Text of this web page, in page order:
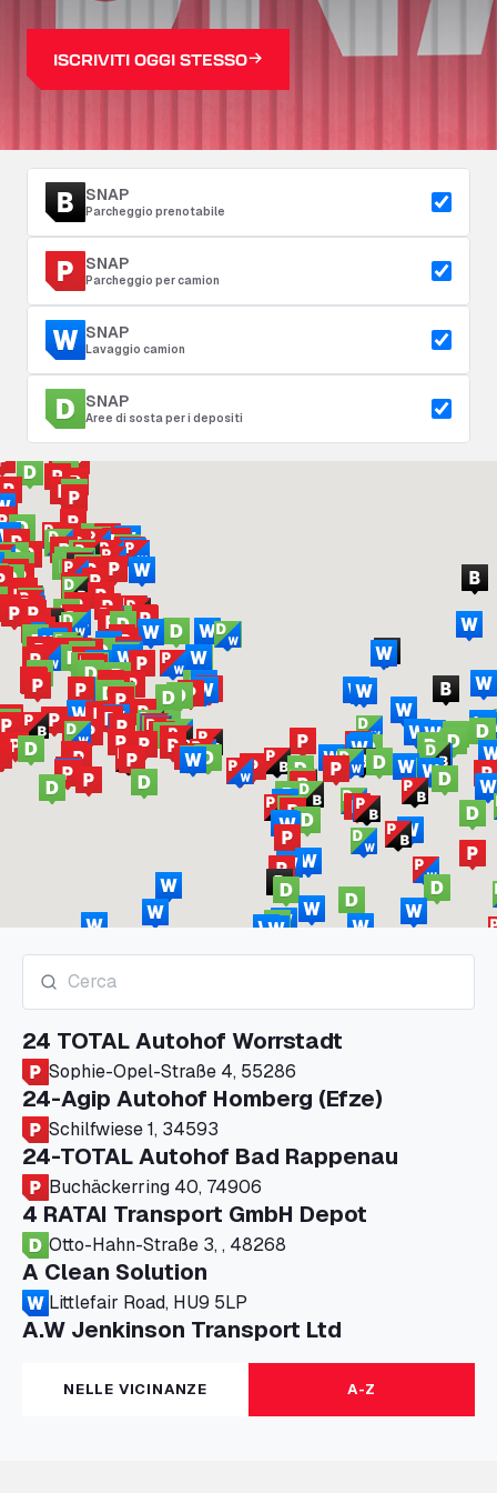
ISCRIVITI OGGI STESSO
SNAP
Parcheggio prenotabile
SNAP
Parcheggio per camion
SNAP
Lavaggio camion
SNAP
Aree di sosta per i depositi
24 TOTAL Autohof Worrstadt
Sophie-Opel-Straße 4, 55286
24-Agip Autohof Homberg (Efze)
Schilfwiese 1, 34593
24-TOTAL Autohof Bad Rappenau
Buchäckerring 40, 74906
4 RATAI Transport GmbH Depot
Otto-Hahn-Straße 3, , 48268
A Clean Solution
Littlefair Road, HU9 5LP
A.W Jenkinson Transport Ltd
Progress House, ME11 5GA
A+G Nettetal - Depot Parking
Am Panneschopp 7, 41334
NELLE VICINANZE A-Z